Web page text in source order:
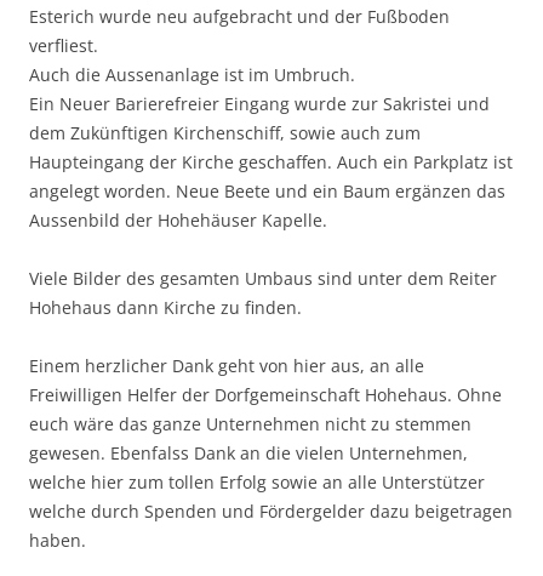
Esterich wurde neu aufgebracht und der Fußboden
verfliest.
Auch die Aussenanlage ist im Umbruch.
Ein Neuer Barierefreier Eingang wurde zur Sakristei und
dem Zukünftigen Kirchenschiff, sowie auch zum
Haupteingang der Kirche geschaffen. Auch ein Parkplatz ist
angelegt worden. Neue Beete und ein Baum ergänzen das
Aussenbild der Hohehäuser Kapelle.
Viele Bilder des gesamten Umbaus sind unter dem Reiter
Hohehaus dann Kirche zu finden.
Einem herzlicher Dank geht von hier aus, an alle
Freiwilligen Helfer der Dorfgemeinschaft Hohehaus. Ohne
euch wäre das ganze Unternehmen nicht zu stemmen
gewesen. Ebenfalss Dank an die vielen Unternehmen,
welche hier zum tollen Erfolg sowie an alle Unterstützer
welche durch Spenden und Fördergelder dazu beigetragen
haben.